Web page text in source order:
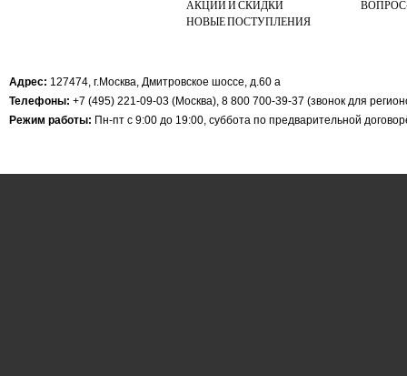
АКЦИИ И СКИДКИ
НОВЫЕ ПОСТУПЛЕНИЯ
Адрес: 127474, г.Москва, Дмитровское шоссе, д.60 а
Телефоны: +7 (495) 221-09-03 (Москва), 8 800 700-39-37 (звонок для
Режим работы: Пн-пт с 9:00 до 19:00, суббота по предварительной